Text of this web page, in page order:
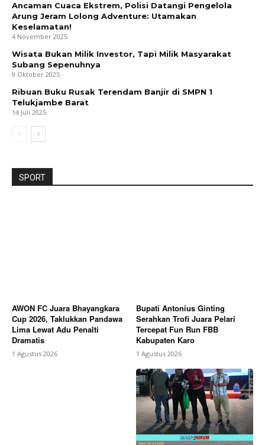
Ancaman Cuaca Ekstrem, Polisi Datangi Pengelola
Arung Jeram Lolong Adventure: Utamakan
Keselamatan!
4 November 2025
Wisata Bukan Milik Investor, Tapi Milik Masyarakat
Subang Sepenuhnya
9 Oktober 2025
Ribuan Buku Rusak Terendam Banjir di SMPN 1
Telukjambe Barat
14 Juli 2025
SPORT
AWON FC Juara Bhayangkara
Cup 2026, Taklukkan Pandawa
Lima Lewat Adu Penalti
Dramatis
1 Agustus 2026
Bupati Antonius Ginting
Serahkan Trofi Juara Pelari
Tercepat Fun Run FBB
Kabupaten Karo
1 Agustus 2026